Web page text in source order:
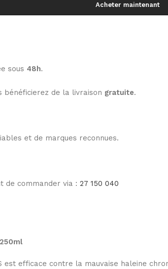
Acheter maintenant
sous 48h.
bénéficierez de la livraison gratuite.
et de marques reconnues.
de commander via : 27 150 040
est efficace contre la mauvaise haleine